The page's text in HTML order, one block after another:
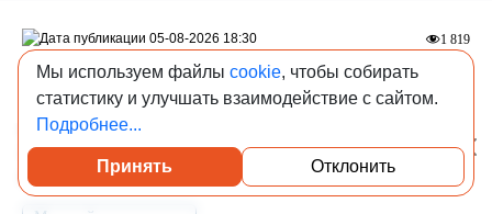
В Дубае начали активно скупать строящиеся
офисы
В I полугодии 2026 в строящихся бизнес-центрах продали
274 тыс. кв. м офисов — в 6,6 раза больше, чем годом
ранее.
1 819
05-08-2026 18:30
Посмотреть каталог проверенных квартир
Мы используем файлы cookie, чтобы собирать
статистику и улучшать взаимодействие с сайтом.
Подробнее...
Принять Отклонить